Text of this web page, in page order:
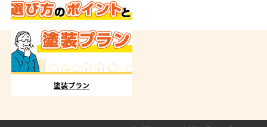
塗装プラン